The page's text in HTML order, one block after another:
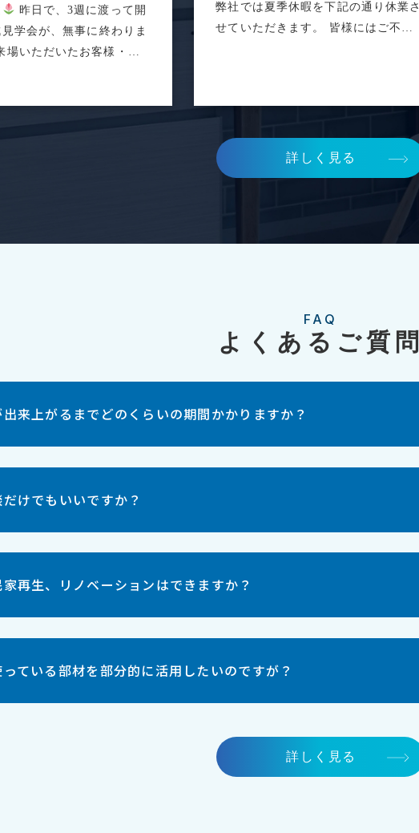
昨日で、3週に渡って開
学会が、無事に終わりま
場いただいたお客様・関
弊社では夏季休暇を下記の通り休業さ
せていただきます。 皆様にはご不便
詳しく見る
FAQ
よくあるご質問
出来上がるまでどのくらいの期間かかりますか？
けでもいいですか？
再生、リノベーションはできますか？
ている部材を部分的に活用したいのですが？
詳しく見る